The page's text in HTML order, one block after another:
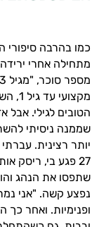
כמו בהרבה
מתחילה אחרי
הטובים לגילי. אבל
שממנה ניסיתי
יותר רצינית.
27 פגע בי, ריסק
שתפסו את הנהג
נפצע קשה. "אני
ופנימיות. ואחר כך